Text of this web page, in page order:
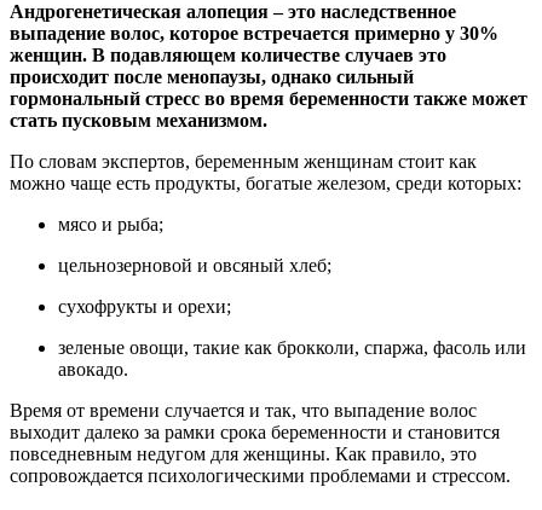
Андрогенетическая алопеция – это наследственное
выпадение волос, которое встречается примерно у 30%
женщин. В подавляющем количестве случаев это
происходит после менопаузы, однако сильный
гормональный стресс во время беременности также может
стать пусковым механизмом.
По словам экспертов, беременным женщинам стоит как
можно чаще есть продукты, богатые железом, среди которых:
мясо и рыба;
цельнозерновой и овсяный хлеб;
сухофрукты и орехи;
зеленые овощи, такие как брокколи, спаржа, фасоль или
авокадо.
Время от времени случается и так, что выпадение волос
выходит далеко за рамки срока беременности и становится
повседневным недугом для женщины. Как правило, это
сопровождается психологическими проблемами и стрессом.